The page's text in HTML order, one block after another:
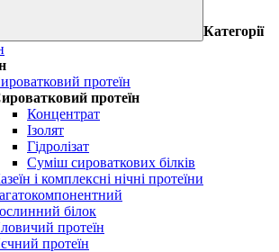
Категорії
протеїн
протеїн
Концентрат
Ізолят
Гідролізат
Суміш сироваткових білків
і комплексні нічні протеїни
білок
протеїн
протеїн